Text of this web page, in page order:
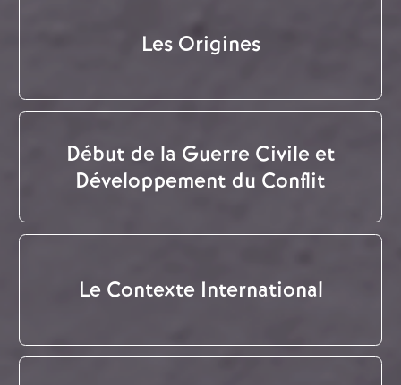
Les Origines
Début de la Guerre Civile et
Développement du Conflit
Le Contexte International